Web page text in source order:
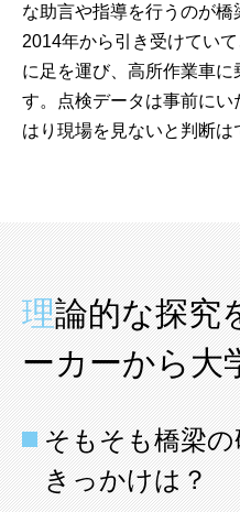
な助言や指導を行うのが
2014年から引き受けてい
に足を運び、高所作業車に
す。点検データは事前に
はり現場を見ないと判断は
理論的な探究を志し、橋梁メ
ーカーから大
そもそも橋梁
きっかけは？